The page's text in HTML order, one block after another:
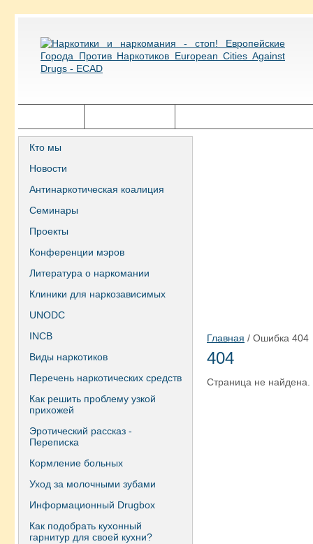
Кто мы
Новости
Антинаркотическая коалиция
Семинары
Проекты
Конференции мэров
Литература о наркомании
Клиники для наркозависимых
UNODC
INCB
Виды наркотиков
Перечень наркотических средств
Как решить проблему узкой
прихожей
Эротический рассказ -
Переписка
Кормление больных
Уход за молочными зубами
Информационный Drugbox
Как подобрать кухонный
гарнитур для своей кухни?
Главная / Ошибка 404
404
Страница не найдена.